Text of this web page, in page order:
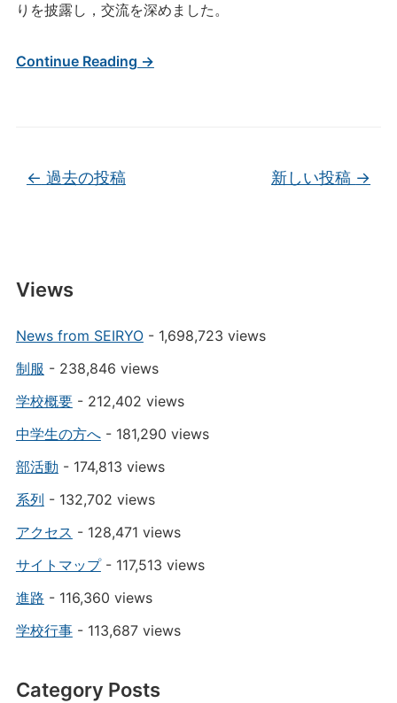
りを披露し，交流を深めました。
Continue Reading →
投稿ナビゲーション
← 過去の投稿 新しい投稿 →
Views
News from SEIRYO- 1,698,723 views
制服 - 238,846 views
学校概要- 212,402 views
中学生の方へ- 181,290 views
部活動 - 174,813 views
系列 - 132,702 views
アクセス - 128,471 views
サイトマップ- 117,513 views
進路 - 116,360 views
学校行事- 113,687 views
Category Posts